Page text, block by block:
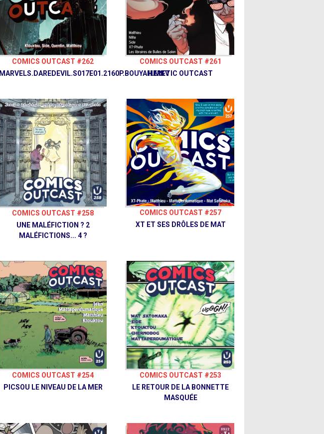
COMICS OUTCAST #262
MARVELS.DAREDEVIL.S017E01.2160P.BOUYAH.MKV
COMICS OUTCAST #261
HERETIC OUTCAST
COMICS OUTCAST #258
UNE MALÉFICTION ? 2
MALÉFICTIONS... 4 ?
COMICS OUTCAST #257
XT ET SES DRÔLES DE MAT
COMICS OUTCAST #254
PICSOU LE NIVEAU DE LA MER
COMICS OUTCAST #253
LE RETOUR DE LA BONNETTE
MASQUÉE